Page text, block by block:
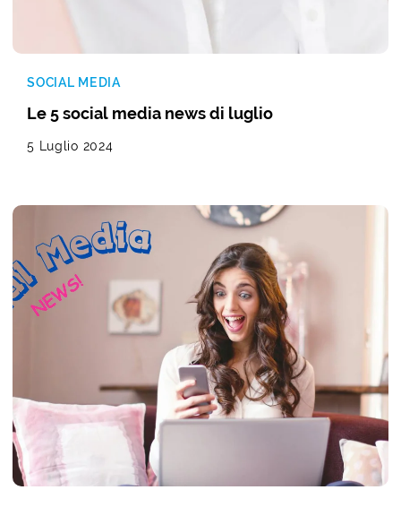
SOCIAL MEDIA
Le 5 social media news di luglio
5 Luglio 2024